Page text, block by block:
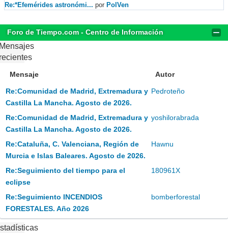
Re:*Efemérides astronómi... por PolVen
Foro de Tiempo.com - Centro de Información
Mensaje Autor
Re:Comunidad de Madrid, Extremadura y
Castilla La Mancha. Agosto de 2026.
Pedroteño
Re:Comunidad de Madrid, Extremadura y
Castilla La Mancha. Agosto de 2026.
yoshilorabrada
Re:Cataluña, C. Valenciana, Región de
Murcia e Islas Baleares. Agosto de 2026.
Hawnu
Re:Seguimiento del tiempo para el
eclipse
180961X
Re:Seguimiento INCENDIOS
FORESTALES. Año 2026
bomberforestal